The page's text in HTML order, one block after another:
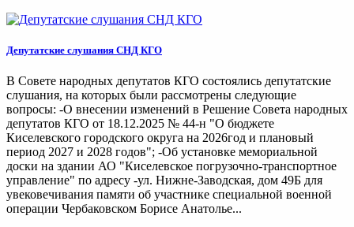
Депутатские слушания СНД КГО
В Совете народных депутатов КГО состоялись депутатские
слушания, на которых были рассмотрены следующие
вопросы: -О внесении изменений в Решение Совета народных
депутатов КГО от 18.12.2025 № 44-н "О бюджете
Киселевского городского округа на 2026год и плановый
период 2027 и 2028 годов"; -Об установке мемориальной
доски на здании АО "Киселевское погрузочно-транспортное
управление" по адресу -ул. Нижне-Заводская, дом 49Б для
увековечивания памяти об участнике специальной военной
операции Чербаковском Борисе Анатолье...